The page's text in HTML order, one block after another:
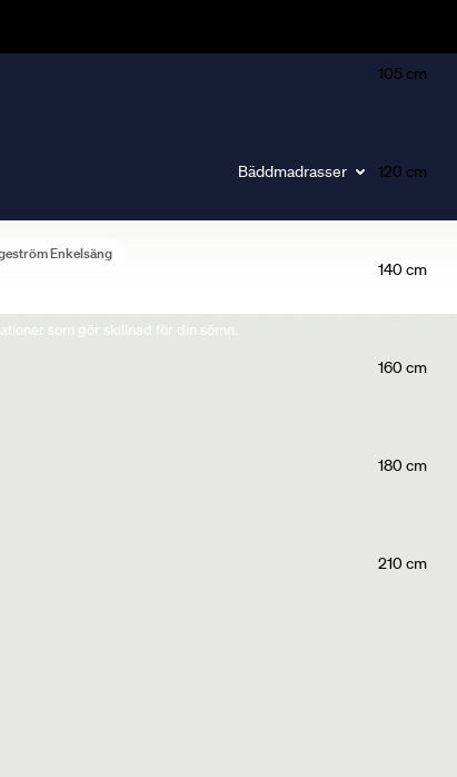
som gör skillnad för din sömn.
Bäddmadrasser
105 cm
120 cm
140 cm
160 cm
180 cm
210 cm
Enkelsäng